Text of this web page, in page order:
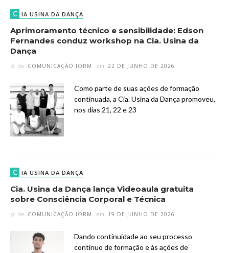
C IA USINA DA DANÇA
Aprimoramento técnico e sensibilidade: Edson
Fernandes conduz workshop na Cia. Usina da
Dança
de COMUNICAÇÃO IORM em 22 DE JUNHO DE 2026
Como parte de suas ações de formação
continuada, a Cia. Usina da Dança promoveu,
nos dias 21, 22 e 23
C IA USINA DA DANÇA
Cia. Usina da Dança lança Videoaula gratuita
sobre Consciência Corporal e Técnica
de COMUNICAÇÃO IORM em 19 DE JUNHO DE 2026
Dando continuidade ao seu processo
contínuo de formação e às ações de